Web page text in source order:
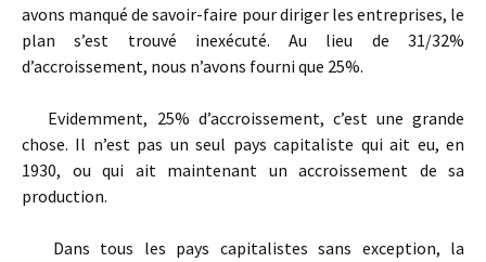
avons manqué de savoir-­faire pour diriger les entreprises, le
plan s’est trouvé inexécuté. Au lieu de 31/32%
d’accroissement, nous n’avons fourni que 25%.
Evidemment, 25% d’accroissement, c’est une grande
chose. Il n’est pas un seul pays capitaliste qui ait eu, en
1930, ou qui ait maintenant un accroissement de sa
production.
Dans tous les pays capitalistes sans exception, la